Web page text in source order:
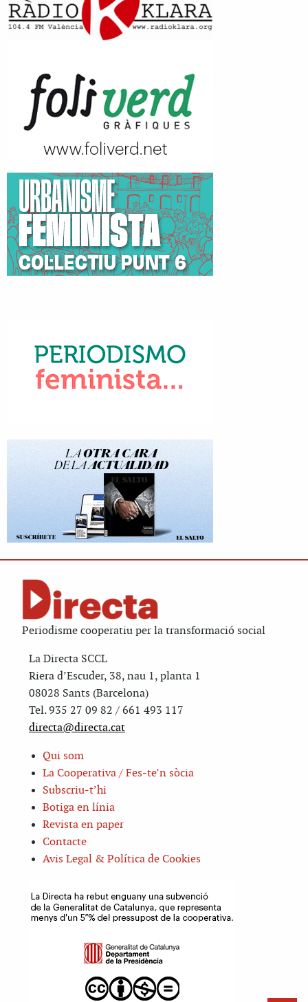
Periodisme cooperatiu per la transformació social
La Directa SCCL
Riera d’Escuder, 38, nau 1, planta 1
08028 Sants (Barcelona)
Tel. 935 27 09 82 / 661 493 117
directa@directa.cat
Qui som
La Cooperativa / Fes-te’n sòcia
Subscriu-t’hi
Botiga en línia
Revista en paper
Contacte
Avis Legal & Política de Cookies